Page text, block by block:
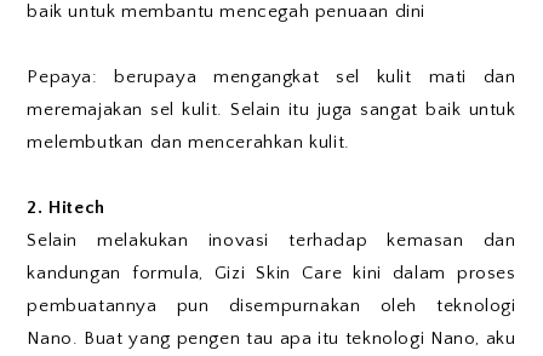
baik untuk membantu mencegah penuaan dini
Pepaya: berupaya mengangkat sel kulit mati dan
meremajakan sel kulit. Selain itu juga sangat baik untuk
melembutkan dan mencerahkan kulit.
2. Hitech
Selain melakukan inovasi terhadap kemasan dan
kandungan formula, Gizi Skin Care kini dalam proses
pembuatannya pun disempurnakan oleh teknologi
Nano. Buat yang pengen tau apa itu teknologi Nano, aku